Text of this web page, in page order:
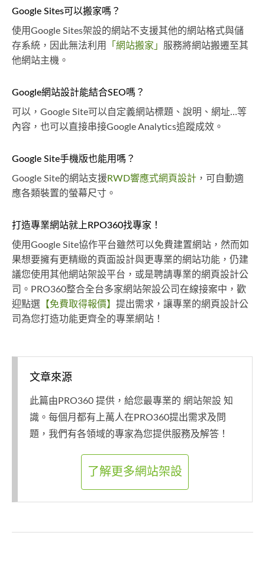
Google Sites可以搬家嗎？
使用Google Sites架設的網站不支援其他的網站格式與儲
存系統，因此無法利用
「網站搬家」 服務將網站搬遷至其
他網站主機。
Google網站設計能結合SEO嗎？
可以，Google Site可以自定義網站標題、說明、網址…等
內容，也可以直接串接Google Analytics追蹤成效。
Google Site手機版也能用嗎？
Google Site的網站支援RWD響應式網頁設計 ，可自動適
應各類裝置的螢幕尺寸。
打造專業網站就上RPO360找專家！
使用Google Site協作平台雖然可以免費建置網站，然而如
果想要擁有更精緻的頁面設計與更專業的網站功能，仍建
議您使用其他網站架設平台，或是聘請專業的網頁設計公
司。PRO360整合全台多家網站架設公司在線接案中，歡
迎點選 【免費取得報價】 提出需求，讓專業的網頁設計公
司為您打造功能更齊全的專業網站！
文章來源
此篇由PRO360 提供，給您最專業的 網站架設 知
識。每個月都有上萬人在PRO360提出需求及問
題，我們有各領域的專家為您提供服務及解答！
了解更多網站架設